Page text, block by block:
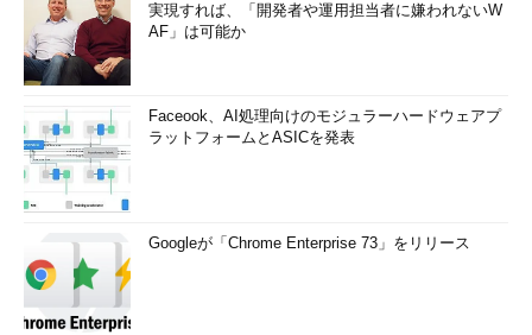
S-1-15-3-＜ケーパビリティのRID＞
S-1-15-3-＜デバイスのRID＞
SIDはありますが、これらは名前を持ちません。ケーパビリテ
ィの機能やデバイスは今後も増えるでしょうから、既知の
（Well-Known）ケーパビリティから先は名前を付けなくなった
ということだと思います。上はケーパビリティの文字列から、下
はデバイスのGUID（Globally Unique Identifier）から生成されま
す。
実現すれば、「開発者や運用担当者に嫌われないW
AF」は可能か
Faceook、AI処理向けのモジュラーハードウェアプ
ラットフォームとASICを発表
Googleが「Chrome Enterprise 73」をリリース